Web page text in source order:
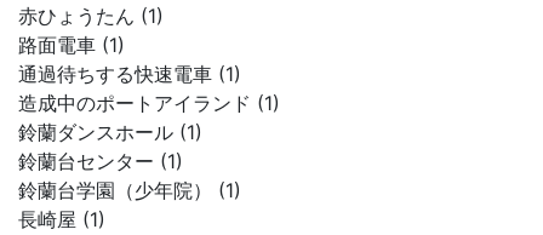
赤ひょうたん (1)
路面電車 (1)
通過待ちする快速電車 (1)
造成中のポートアイランド (1)
鈴蘭ダンスホール (1)
鈴蘭台センター (1)
鈴蘭台学園（少年院） (1)
長崎屋 (1)